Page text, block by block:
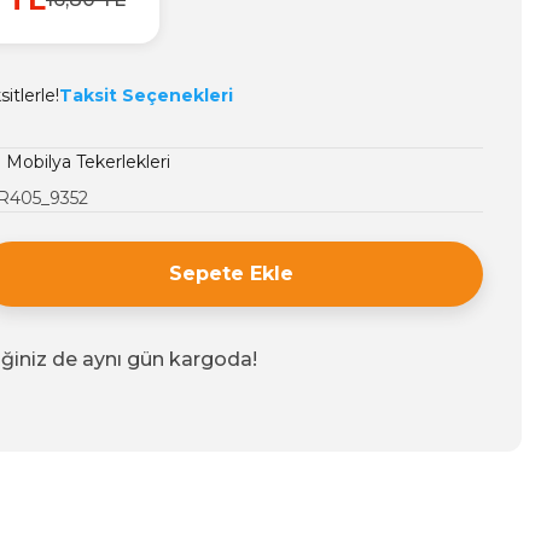
Taksit Seçenekleri
Mobilya Tekerlekleri
Sepete Ekle
de aynı gün kargoda!